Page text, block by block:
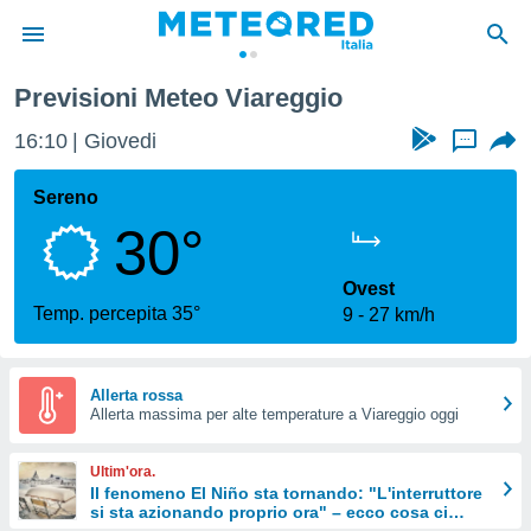
di
per
le
di
Web
le
Previsioni Meteo Viareggio
16:10 Giovedi ...
Sereno
30°
Temp. percepita 35°
Ovest
9
27 km/h
Allerta rossa
Allerta massima per alte temperature a Viareggio oggi
Ultim'ora.
Il fenomeno El Niño sta tornando: "L'interruttore
si sta azionando proprio ora" – ecco cosa ci